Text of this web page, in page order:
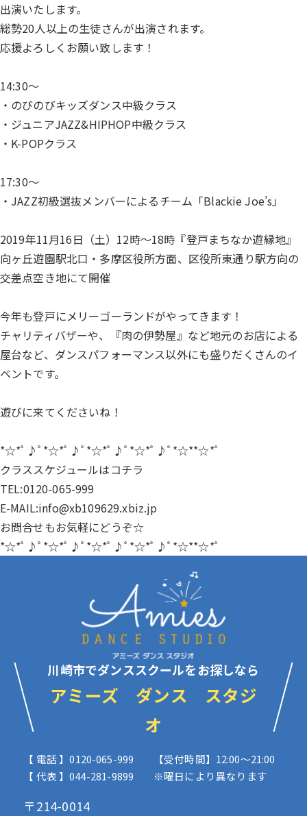
出演いたします。
総勢20人以上の生徒さんが出演されます。
応援よろしくお願い致します！
14:30～
・のびのびキッズダンス中級クラス
・ジュニアJAZZ&HIPHOP中級クラス
・K-POPクラス
17:30～
・JAZZ初級選抜メンバーによるチーム「Blackie Joe’s」
2019年11月16日（土）12時～18時『登戸まちなか遊縁地』
向ヶ丘遊園駅北口・多摩区役所方面、区役所東通り駅方向の
交差点空き地にて開催
今年も登戸にメリーゴーランドがやってきます！
チャリティバザーや、『肉の伊勢屋』など地元のお店による
屋台など、ダンスパフォーマンス以外にも盛りだくさんのイ
ベントです。
遊びに来てくださいね！
*☆*ﾟ♪ﾟ*☆*ﾟ♪ﾟ*☆*ﾟ♪ﾟ*☆*ﾟ♪ﾟ*☆**☆*ﾟ
クラススケジュールはコチラ
TEL:0120-065-999
E-MAIL:info@xb109629.xbiz.jp
お問合せもお気軽にどうぞ☆
*☆*ﾟ♪ﾟ*☆*ﾟ♪ﾟ*☆*ﾟ♪ﾟ*☆*ﾟ♪ﾟ*☆**☆*ﾟ
川崎市でダンススクールをお探しなら
アミーズ ダンス スタジ
オ
【 電話 】0120-065-999
【 代表 】044-281-9899
【受付時間】12:00〜21:00
※曜日により異なります
〒214-0014